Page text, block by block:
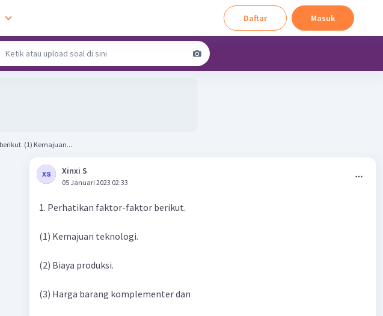
Daftar Masuk
1. Perhatikan faktor-faktor berikut. (1) Kemajuan...
Xinxi S
05 Januari 2023 02:33
1. Perhatikan faktor-faktor berikut.
(1) Kemajuan teknologi.
(2) Biaya produksi.
(3) Harga barang komplementer dan